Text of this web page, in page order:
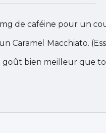
de caféine pour un
Caramel Macchiato.
goût bien meilleur que